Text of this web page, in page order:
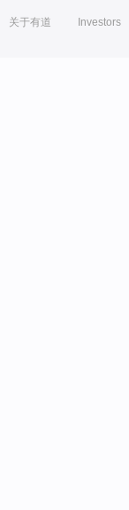
关于有道 Investors